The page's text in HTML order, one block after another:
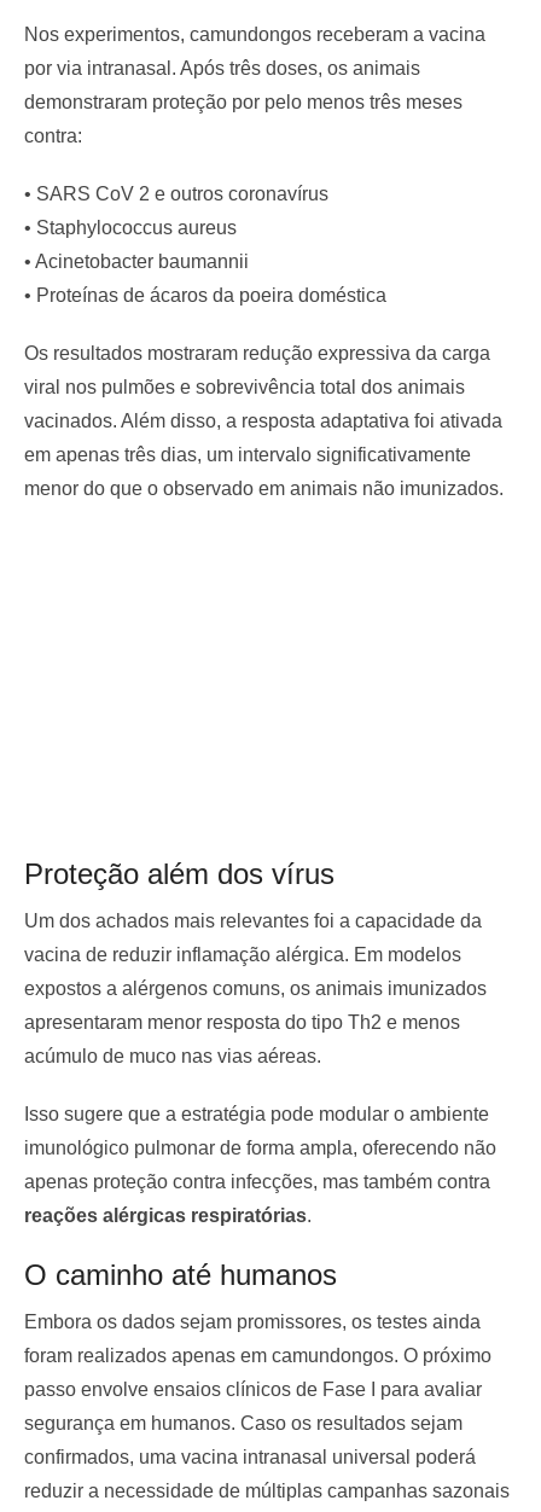
Nos experimentos, camundongos receberam a vacina
por via intranasal. Após três doses, os animais
demonstraram proteção por pelo menos três meses
contra:
• SARS CoV 2 e outros coronavírus
• Staphylococcus aureus
• Acinetobacter baumannii
• Proteínas de ácaros da poeira doméstica
Os resultados mostraram redução expressiva da carga
viral nos pulmões e sobrevivência total dos animais
vacinados. Além disso, a resposta adaptativa foi ativada
em apenas três dias, um intervalo significativamente
menor do que o observado em animais não imunizados.
Proteção além dos vírus
Um dos achados mais relevantes foi a capacidade da
vacina de reduzir inflamação alérgica. Em modelos
expostos a alérgenos comuns, os animais imunizados
apresentaram menor resposta do tipo Th2 e menos
acúmulo de muco nas vias aéreas.
Isso sugere que a estratégia pode modular o ambiente
imunológico pulmonar de forma ampla, oferecendo não
apenas proteção contra infecções, mas também contra
reações alérgicas respiratórias.
O caminho até humanos
Embora os dados sejam promissores, os testes ainda
foram realizados apenas em camundongos. O próximo
passo envolve ensaios clínicos de Fase I para avaliar
segurança em humanos. Caso os resultados sejam
confirmados, uma vacina intranasal universal poderá
reduzir a necessidade de múltiplas campanhas sazonais